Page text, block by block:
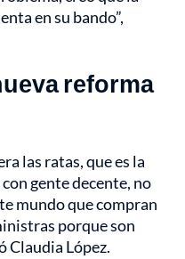
en su bando”,
reforma
las ratas, que es la
gente decente, no
mundo que compran
porque son
Claudia López.